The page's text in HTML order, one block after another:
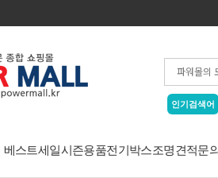
인기검색어
베스트세일시즌용품전기박스조명견적문의